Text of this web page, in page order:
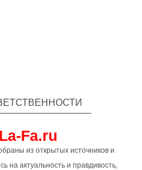
Fa.ru
из открытых источников и
на актуальность и правдивость,